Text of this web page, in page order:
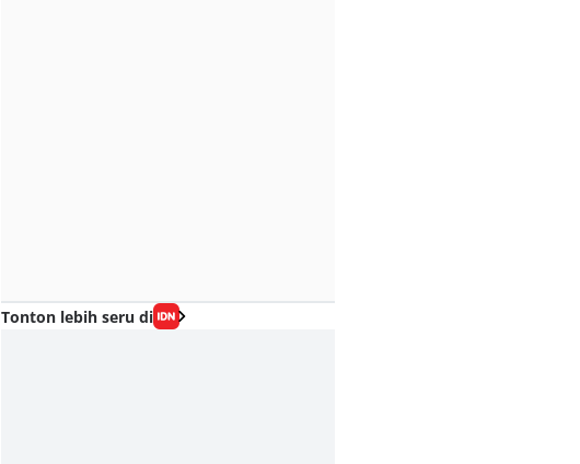
Tonton lebih seru di